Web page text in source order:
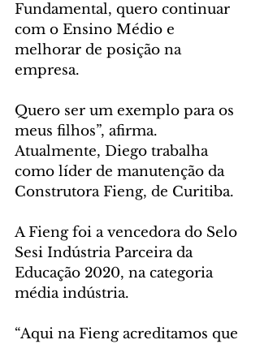
Fundamental, quero continuar
com o Ensino Médio e
melhorar de posição na
empresa.
Quero ser um exemplo para os
meus filhos”, afirma.
Atualmente, Diego trabalha
como líder de manutenção da
Construtora Fieng, de Curitiba.
A Fieng foi a vencedora do Selo
Sesi Indústria Parceira da
Educação 2020, na categoria
média indústria.
“Aqui na Fieng acreditamos que